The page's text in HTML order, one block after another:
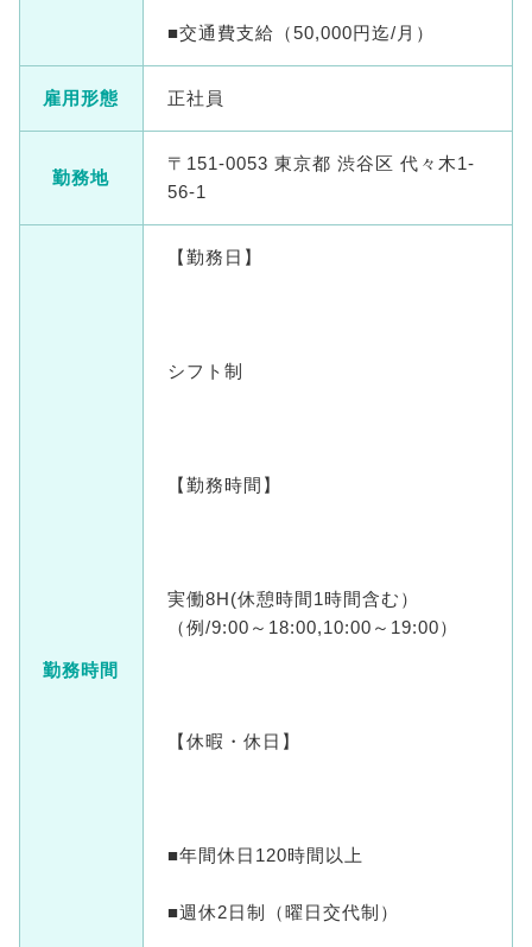
■交通費支給（50,000円迄/月）
雇用形態 正社員
勤務地
〒151-0053 東京都 渋谷区 代々木1-
56-1
勤務時間
【勤務日】
シフト制
【勤務時間】
実働8H(休憩時間1時間含む）
（例/9:00～18:00,10:00～19:00）
【休暇・休日】
■年間休日120時間以上
■週休2日制（曜日交代制）